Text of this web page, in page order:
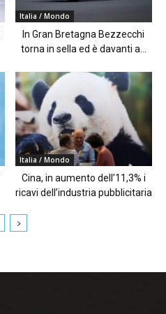
Italia / Mondo
In Gran Bretagna Bezzecchi
torna in sella ed è davanti a...
Italia / Mondo
Cina, in aumento dell’11,3% i
ricavi dell’industria pubblicitaria